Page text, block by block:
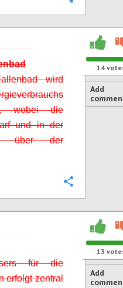
wird
wobei die
und in der
über der
14
Add
für die
erfolgt zentral
13
Add